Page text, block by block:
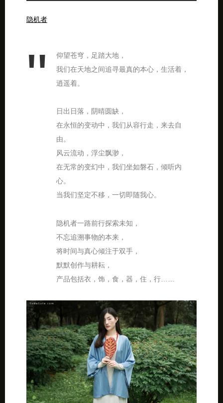
隐机者
仰望苍穹，足踏大地，
我们在天地之间追寻最真的本心，生活着，
逍遥着。
日出日落，阴晴圆缺，
在永恒的变动中，我们从容行走，来去自
由。
风云流动，浮尘飘渺，
在无常的变幻中，我们坐如磐石，倾听内
心。
当我们坚定不移，一切即随我心。
隐机者一路前行探索未知，
不忘追溯事物的本来，
将时间与真心倾注于双手，
默默创作与耕耘，
产品包括衣，饰，食，器，住，行……